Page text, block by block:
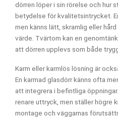
dörren löper i sin rörelse och hur
betydelse för kvalitetsintrycket.
men känns lätt, skramlig eller
värde. Tvärtom kan en
att dörren upplevs som både
Karm eller karmlös lösning är
En karmad glasdörr känns ofta
att integrera i befintliga
renare uttryck, men ställer högre
montage och väggarnas